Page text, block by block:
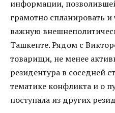
информации,
грамотно спланировать
важную
Ташкенте. Рядом с
товарищи, не менее
резидентура в соседней
тематике конфликта и о
поступала из других